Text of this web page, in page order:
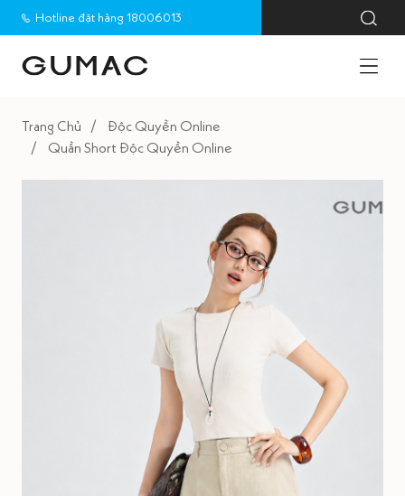
Hotline đặt hàng 18006013
Trang Chủ
Độc Quyền Online
Quần Short Độc Quyền Online